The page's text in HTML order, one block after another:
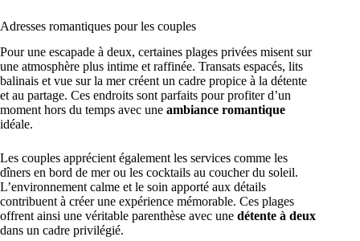
Adresses romantiques pour les couples
Pour une escapade à deux, certaines plages privées misent sur
une atmosphère plus intime et raffinée. Transats espacés, lits
balinais et vue sur la mer créent un cadre propice à la détente
et au partage. Ces endroits sont parfaits pour profiter d’un
moment hors du temps avec une ambiance romantique
idéale.
Les couples apprécient également les services comme les
dîners en bord de mer ou les cocktails au coucher du soleil.
L’environnement calme et le soin apporté aux détails
contribuent à créer une expérience mémorable. Ces plages
offrent ainsi une véritable parenthèse avec une détente à deux
dans un cadre privilégié.